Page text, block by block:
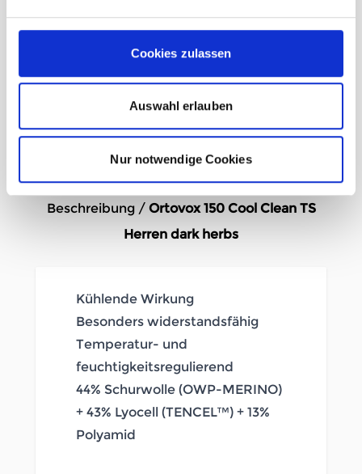
Cookies zulassen
Auswahl erlauben
Nur notwendige Cookies
67,96 €
In den Warenkorb
Beschreibung / Ortovox 150 Cool Clean TS
Herren dark herbs
Kühlende Wirkung
Besonders widerstandsfähig
Temperatur- und
feuchtigkeitsregulierend
44% Schurwolle (OWP-MERINO)
+ 43% Lyocell (TENCEL™) + 13%
Polyamid